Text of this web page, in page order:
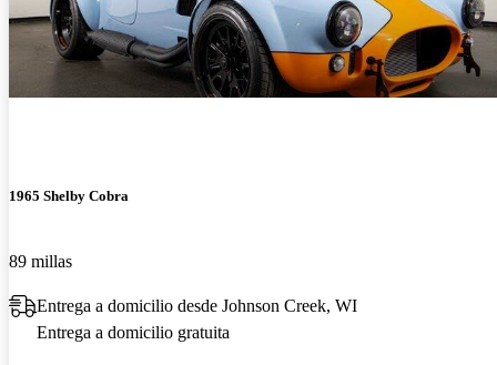
1965 Shelby Cobra
89 millas
Entrega a domicilio desde Johnson Creek, WI
Entrega a domicilio gratuita